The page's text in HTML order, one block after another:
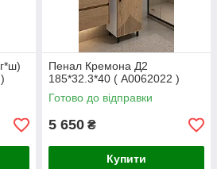
Пенал Кремона Д2
185*32.3*40 ( А0062022 )
Готово до відправки
5 650 ₴
Купити